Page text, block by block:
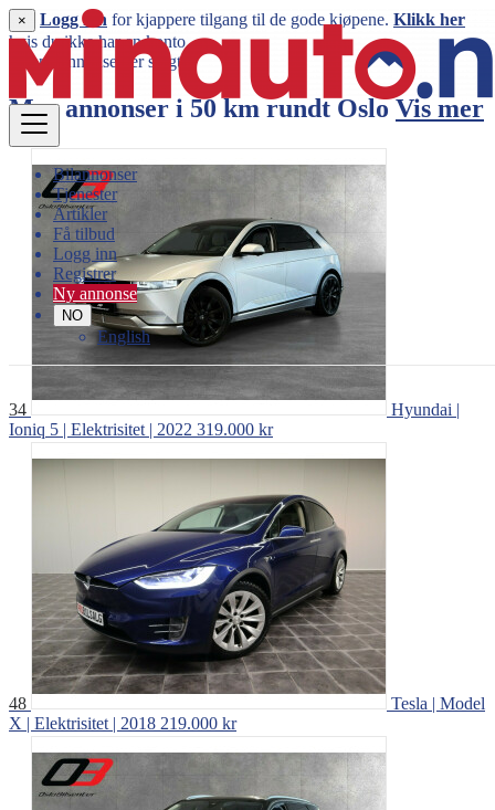
Bilannonser
Tjenester
Artikler
Få tilbud
Logg inn
Registrer
Ny annonse
NO
English
× Logg inn for kjappere tilgang til de gode kjøpene. Klikk her
hvis du ikke har en konto.
Denne annonsen er solgt
Mer annonser i 50 km rundtOslo Vis mer
34
Hyundai |
Ioniq 5 | Elektrisitet | 2022 319.000 kr
48
Tesla | Model
X | Elektrisitet | 2018 219.000 kr